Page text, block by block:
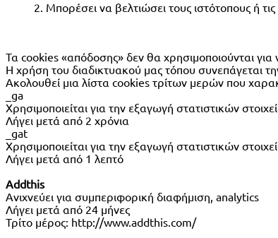
Μπορέσει να βελτιώσει τους ιστότοπους ή
Τα cookies «απόδοσης» δεν θα χρησιμοποιούνται
Η χρήση του διαδικτυακού μας τόπου συνεπάγεται
Ακολουθεί μια λίστα cookies τρίτων μερών που
_ga
Χρησιμοποιείται για την εξαγωγή στατιστικών
Λήγει μετά από 2 χρόνια
_gat
Χρησιμοποιείται για την εξαγωγή στατιστικών
Λήγει μετά από 1 λεπτό
Addthis
Ανιχνεύει για συμπεριφορική διαφήμιση, analytics
Λήγει μετά από 24 μήνες
Τρίτο μέρος: http://www.addthis.com/